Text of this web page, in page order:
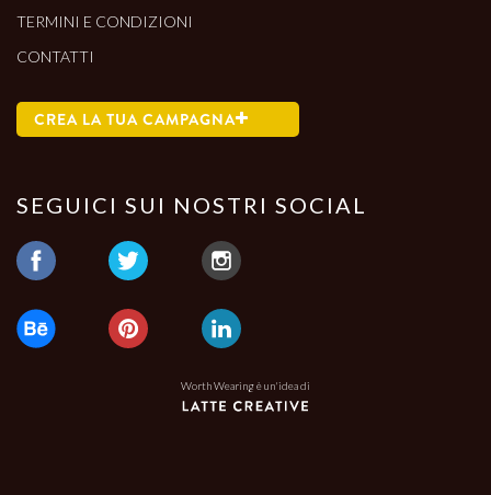
TERMINI E CONDIZIONI
CONTATTI
CREA LA TUA CAMPAGNA
SEGUICI SUI NOSTRI SOCIAL
Worth Wearing è un'idea di